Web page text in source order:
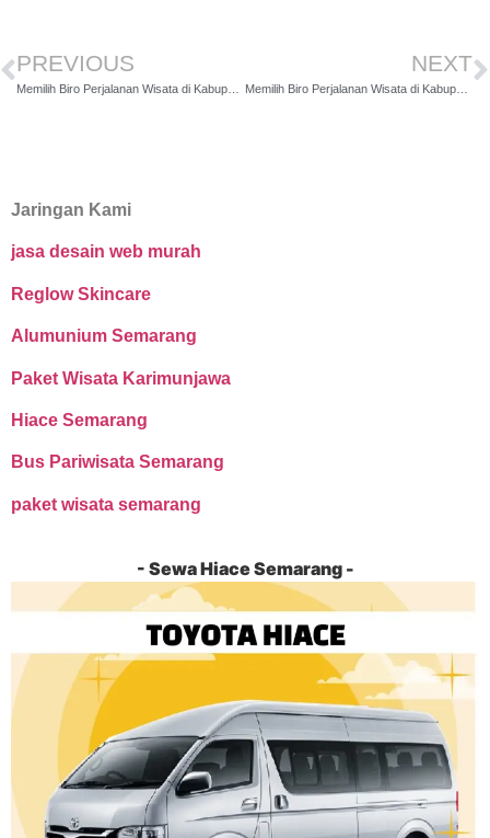
PREVIOUS NEXT
Memilih Biro Perjalanan Wisata di Kabupaten Mesuji
Jaringan Kami
jasa desain web murah
Reglow Skincare
Alumunium Semarang
Paket Wisata Karimunjawa
Hiace Semarang
Bus Pariwisata Semarang
paket wisata semarang
- Sewa Hiace Semarang -